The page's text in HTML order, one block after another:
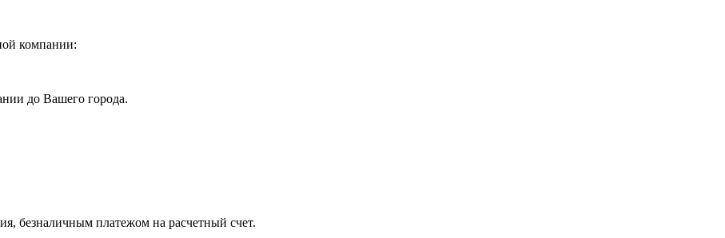
компании:
до Вашего города.
безналичным платежом на расчетный счет.